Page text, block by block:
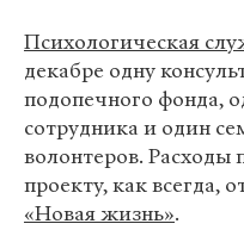
Психологическая
декабре одну
подопечного фонда,
сотрудника и один
волонтеров. Расходы
проекту, как всегда,
«Новая жизнь».